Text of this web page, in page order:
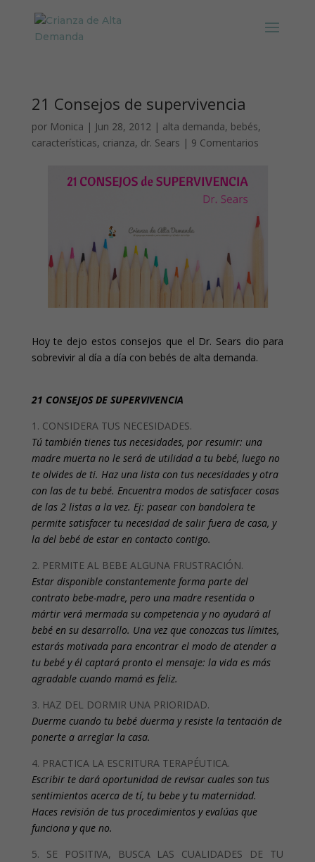
21 Consejos de supervivencia
por Monica | Jun 28, 2012| alta demanda, bebés,
características, crianza, dr. Sears | 9 Comentarios
Hoy te dejo estos consejos que el Dr. Sears dio para
sobrevivir al día a día con bebés de alta demanda.
21 CONSEJOS DE SUPERVIVENCIA
1. CONSIDERA TUS NECESIDADES.
Tú también tienes tus necesidades, por resumir: una
madre muerta no le será de utilidad a tu bebé, luego no
te olvides de ti. Haz una lista con tus necesidades y otra
con las de tu bebé. Encuentra modos de satisfacer cosas
de las 2 listas a la vez. Ej: pasear con bandolera te
permite satisfacer tu necesidad de salir fuera de casa, y
la del bebé de estar en contacto contigo.
2. PERMITE AL BEBE ALGUNA FRUSTRACIÓN.
Estar disponible constantemente forma parte del
contrato bebe-madre, pero una madre resentida o
mártir verá mermada su competencia y no ayudará al
bebé en su desarrollo. Una vez que conozcas tus límites,
estarás motivada para encontrar el modo de atender a
tu bebé y él captará pronto el mensaje: la vida es más
agradable cuando mamá es feliz.
3. HAZ DEL DORMIR UNA PRIORIDAD.
Duerme cuando tu bebé duerma y resiste la tentación de
ponerte a arreglar la casa.
4. PRACTICA LA ESCRITURA TERAPÉUTICA.
Escribir te dará oportunidad de revisar cuales son tus
sentimientos acerca de tí, tu bebe y tu maternidad.
Haces revisión de tus procedimientos y evalúas que
funciona y que no.
5. SE POSITIVA, BUSCA LAS CUALIDADES DE TU